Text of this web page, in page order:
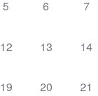
0
5
0
6
0
7
0
12
0
13
0
14
0
19
0
20
0
21